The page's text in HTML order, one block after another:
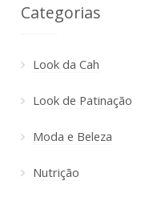
Categorias
Look da Cah
Look de Patinação
Moda e Beleza
Nutrição